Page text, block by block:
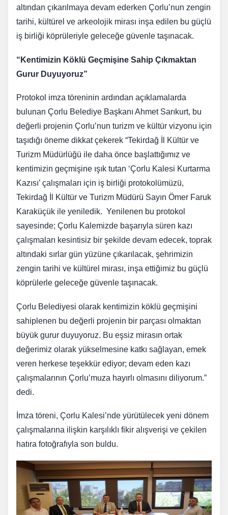
altından çıkarılmaya devam ederken Çorlu’nun zengin
tarihi, kültürel ve arkeolojik mirası inşa edilen bu güçlü
iş birliği köprüleriyle geleceğe güvenle taşınacak.
“Kentimizin Köklü Geçmişine Sahip Çıkmaktan
Gurur Duyuyoruz”
Protokol imza töreninin ardından açıklamalarda
bulunan Çorlu Belediye Başkanı Ahmet Sarıkurt, bu
değerli projenin Çorlu’nun turizm ve kültür vizyonu için
taşıdığı öneme dikkat çekerek “Tekirdağ İl Kültür ve
Turizm Müdürlüğü ile daha önce başlattığımız ve
kentimizin geçmişine ışık tutan ‘Çorlu Kalesi Kurtarma
Kazısı’ çalışmaları için iş birliği protokolümüzü,
Tekirdağ İl Kültür ve Turizm Müdürü Sayın Ömer Faruk
Karaküçük ile yeniledik. Yenilenen bu protokol
sayesinde; Çorlu Kalemizde başarıyla süren kazı
çalışmaları kesintisiz bir şekilde devam edecek, toprak
altındaki sırlar gün yüzüne çıkarılacak, şehrimizin
zengin tarihi ve kültürel mirası, inşa ettiğimiz bu güçlü
köprülerle geleceğe güvenle taşınacak.
Çorlu Belediyesi olarak kentimizin köklü geçmişini
sahiplenen bu değerli projenin bir parçası olmaktan
büyük gurur duyuyoruz. Bu eşsiz mirasın ortak
değerimiz olarak yükselmesine katkı sağlayan, emek
veren herkese teşekkür ediyor; devam eden kazı
çalışmalarının Çorlu’muza hayırlı olmasını diliyorum.”
dedi.
İmza töreni, Çorlu Kalesi’nde yürütülecek yeni dönem
çalışmalarına ilişkin karşılıklı fikir alışverişi ve çekilen
hatıra fotoğrafıyla son buldu.